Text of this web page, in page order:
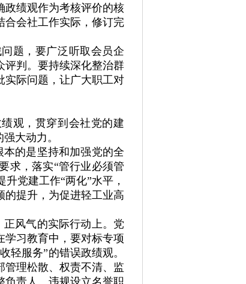
政绩观作为考核评价的核
合会社工作实际，修订完
题，要广泛听取会员企
评判。要持续深化整治群
实际问题，让广大职工对
观，贯穿到会社党的建
大动力。
的是坚持和加强党的全
求，落实“管行业必须管
党建工作“两化”水平，
提升，为促进轻工业高
风气的实际行动上。党
学习教育中，要对标专项
轻服务”的错误政绩观。
理松散、权责不清、监
责人、违规设立名誉职